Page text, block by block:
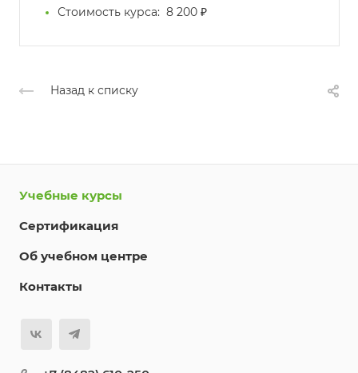
Стоимость курса: 8 200 ₽
Назад к списку
Учебные курсы
Сертификация
Об учебном центре
Контакты